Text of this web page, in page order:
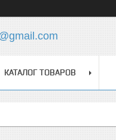
КАТАЛОГ ТОВАРОВ